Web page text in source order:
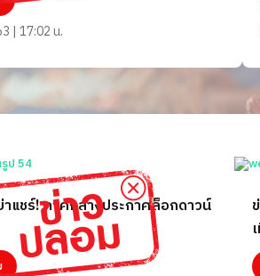
| 17:02 น.
แชร์! ภาคกลางประกาศล็อกดาวน์